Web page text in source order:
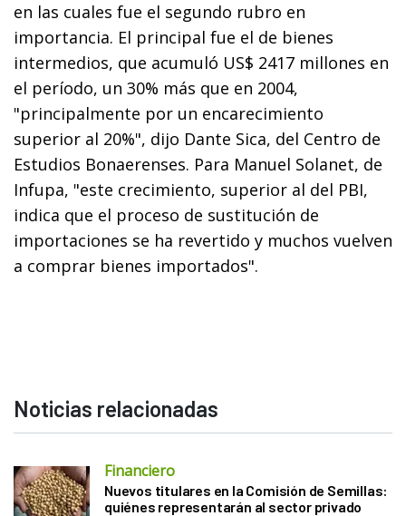
en las cuales fue el segundo rubro en
importancia. El principal fue el de bienes
intermedios, que acumuló US$ 2417 millones en
el período, un 30% más que en 2004,
"principalmente por un encarecimiento
superior al 20%", dijo Dante Sica, del Centro de
Estudios Bonaerenses. Para Manuel Solanet, de
Infupa, "este crecimiento, superior al del PBI,
indica que el proceso de sustitución de
importaciones se ha revertido y muchos vuelven
a comprar bienes importados".
Noticias relacionadas
Financiero
Nuevos titulares en la Comisión de Semillas:
quiénes representarán al sector privado